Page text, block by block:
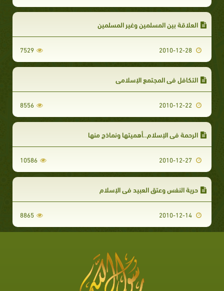
العلاقة بين المسلمين وغير المسلمين
7529
التكافل في المجتمع الإسلامي
8556
الرحمة في الإسلام..أهميتها ونماذج منها
10586
حرية النفس وعتق العبيد في الإسلام
8865